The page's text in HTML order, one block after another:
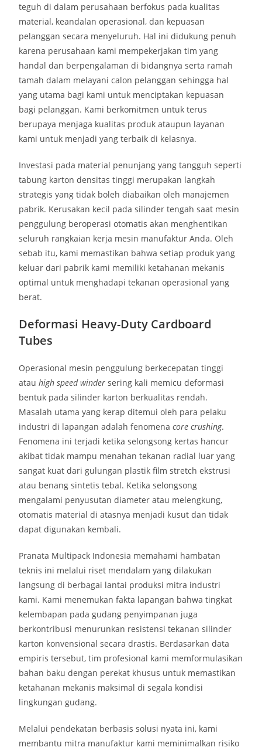
teguh di dalam perusahaan berfokus pada kualitas
material, keandalan operasional, dan kepuasan
pelanggan secara menyeluruh. Hal ini didukung penuh
karena perusahaan kami mempekerjakan tim yang
handal dan berpengalaman di bidangnya serta ramah
tamah dalam melayani calon pelanggan sehingga hal
yang utama bagi kami untuk menciptakan kepuasan
bagi pelanggan. Kami berkomitmen untuk terus
berupaya menjaga kualitas produk ataupun layanan
kami untuk menjadi yang terbaik di kelasnya.
Investasi pada material penunjang yang tangguh seperti
tabung karton densitas tinggi merupakan langkah
strategis yang tidak boleh diabaikan oleh manajemen
pabrik. Kerusakan kecil pada silinder tengah saat mesin
penggulung beroperasi otomatis akan menghentikan
seluruh rangkaian kerja mesin manufaktur Anda. Oleh
sebab itu, kami memastikan bahwa setiap produk yang
keluar dari pabrik kami memiliki ketahanan mekanis
optimal untuk menghadapi tekanan operasional yang
berat.
Deformasi Heavy-Duty Cardboard
Tubes
Operasional mesin penggulung berkecepatan tinggi
atauhigh speed winder sering kali memicu deformasi
bentuk pada silinder karton berkualitas rendah.
Masalah utama yang kerap ditemui oleh para pelaku
industri di lapangan adalah fenomenacore crushing.
Fenomena ini terjadi ketika selongsong kertas hancur
akibat tidak mampu menahan tekanan radial luar yang
sangat kuat dari gulungan plastik film stretch ekstrusi
atau benang sintetis tebal. Ketika selongsong
mengalami penyusutan diameter atau melengkung,
otomatis material di atasnya menjadi kusut dan tidak
dapat digunakan kembali.
Pranata Multipack Indonesia memahami hambatan
teknis ini melalui riset mendalam yang dilakukan
langsung di berbagai lantai produksi mitra industri
kami. Kami menemukan fakta lapangan bahwa tingkat
kelembapan pada gudang penyimpanan juga
berkontribusi menurunkan resistensi tekanan silinder
karton konvensional secara drastis. Berdasarkan data
empiris tersebut, tim profesional kami memformulasikan
bahan baku dengan perekat khusus untuk memastikan
ketahanan mekanis maksimal di segala kondisi
lingkungan gudang.
Melalui pendekatan berbasis solusi nyata ini, kami
membantu mitra manufaktur kami meminimalkan risiko